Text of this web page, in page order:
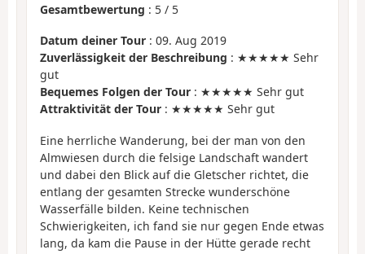
Gesamtbewertung : 5 / 5
Datum deiner Tour : 09. Aug 2019
Zuverlässigkeit der Beschreibung : ★★★★★ Sehr
gut
Bequemes Folgen der Tour : ★★★★★ Sehr gut
Attraktivität der Tour : ★★★★★ Sehr gut
Eine herrliche Wanderung, bei der man von den
Almwiesen durch die felsige Landschaft wandert
und dabei den Blick auf die Gletscher richtet, die
entlang der gesamten Strecke wunderschöne
Wasserfälle bilden. Keine technischen
Schwierigkeiten, ich fand sie nur gegen Ende etwas
lang, da kam die Pause in der Hütte gerade recht